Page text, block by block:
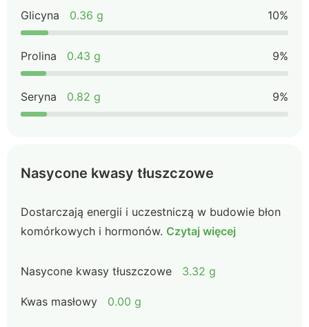
Glicyna 0.36 g 10%
Prolina 0.43 g 9%
Seryna 0.82 g 9%
Nasycone kwasy tłuszczowe
Dostarczają energii i uczestniczą w budowie błon
komórkowych i hormonów. Czytaj więcej
Nasycone kwasy tłuszczowe 3.32 g
Kwas masłowy 0.00 g